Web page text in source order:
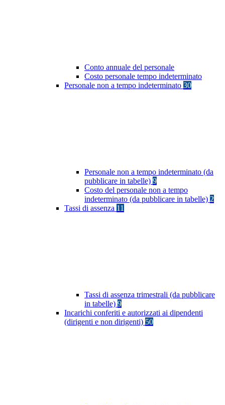
Conto annuale del personale
Costo personale tempo indeterminato
Personale non a tempo indeterminato 30
Personale non a tempo indeterminato (da
pubblicare in tabelle) 9
Costo del personale non a tempo
indeterminato (da pubblicare in tabelle) 2
Tassi di assenza 11
Tassi di assenza trimestrali (da pubblicare
in tabelle) 9
Incarichi conferiti e autorizzati ai dipendenti
(dirigenti e non dirigenti) 50